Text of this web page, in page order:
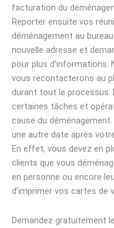
facturation du
Reporter ensuite vos
déménagement au
nouvelle adresse et
pour plus d’informations.
vous recontacterons au
durant tout le processus.
certaines tâches et
cause du
une autre date après
En effet, vous devez en
clients que vous
en personne ou encore
d’imprimer vos cartes de
Demandez gratuitement